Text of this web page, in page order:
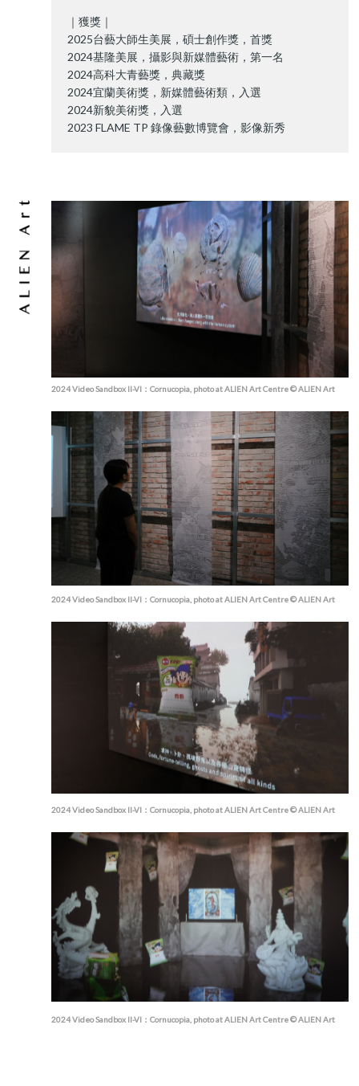
｜獲獎｜
2025台藝大師生美展，碩士創作獎，首獎
2024基隆美展，攝影與新媒體藝術，第一名
2024高科大青藝獎，典藏獎
2024宜蘭美術獎，新媒體藝術類，入選
2024新貌美術獎，入選
2023 FLAME TP 錄像藝數博覽會，影像新秀
2024 Video Sandbox II-VI：Cornucopia, photo at ALIEN Art Centre © ALIEN Art
2024 Video Sandbox II-VI：Cornucopia, photo at ALIEN Art Centre © ALIEN Art
2024 Video Sandbox II-VI：Cornucopia, photo at ALIEN Art Centre © ALIEN Art
2024 Video Sandbox II-VI：Cornucopia, photo at ALIEN Art Centre © ALIEN Art